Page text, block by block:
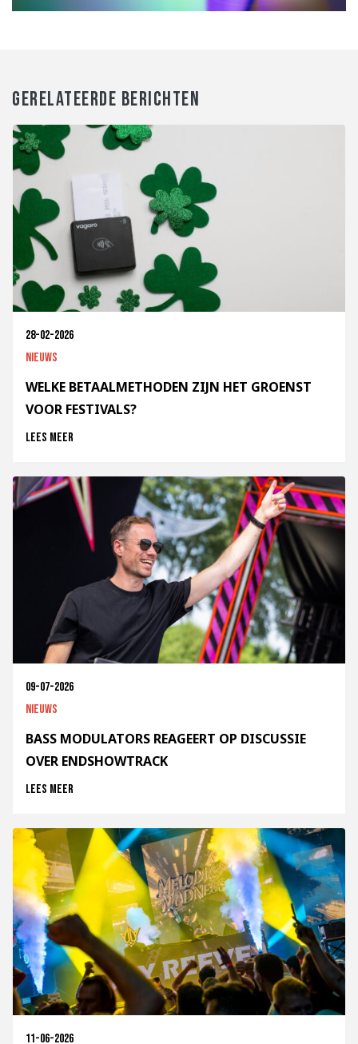
GERELATEERDE BERICHTEN
28-02-2026
Nieuws
WELKE BETAALMETHODEN ZIJN HET GROENST
VOOR FESTIVALS?
Lees meer
09-07-2026
Nieuws
BASS MODULATORS REAGEERT OP DISCUSSIE
OVER ENDSHOWTRACK
Lees meer
11-06-2026